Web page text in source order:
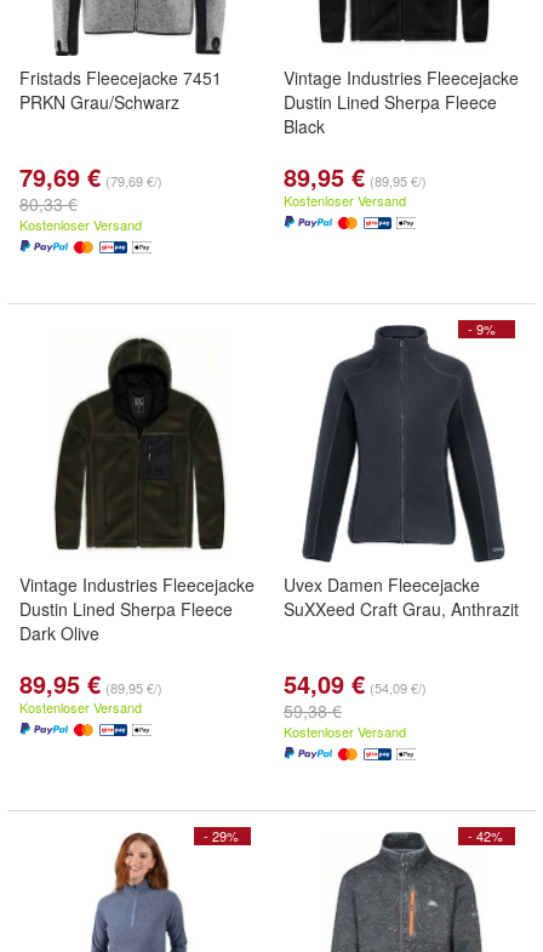
Fristads Fleecejacke 7451
PRKN Grau/Schwarz
79,69 € (79,69 €/)
80,33 €
Kostenloser Versand
Vintage Industries Fleecejacke
Dustin Lined Sherpa Fleece
Black
89,95 € (89,95 €/)
Kostenloser Versand
Vintage Industries Fleecejacke
Dustin Lined Sherpa Fleece
Dark Olive
89,95 € (89,95 €/)
Kostenloser Versand
- 9%
Uvex Damen Fleecejacke
SuXXeed Craft Grau, Anthrazit
54,09 € (54,09 €/)
59,38 €
Kostenloser Versand
- 29% - 42%